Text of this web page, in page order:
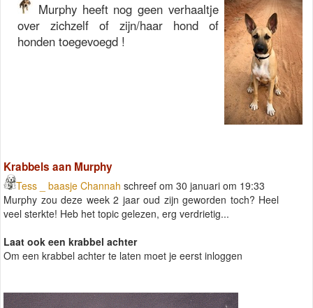
Murphy heeft nog geen verhaaltje
over zichzelf of zijn/haar hond of
honden toegevoegd !
Krabbels aan Murphy
Tess _ baasje Channah schreef om 30 januari om 19:33
Murphy zou deze week 2 jaar oud zijn geworden toch? Heel
veel sterkte! Heb het topic gelezen, erg verdrietig...
Laat ook een krabbel achter
Om een krabbel achter te laten moet je eerst inloggen